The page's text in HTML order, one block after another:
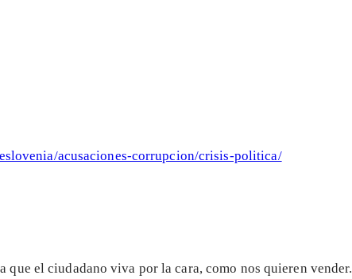
acusaciones-corrupcion/crisis-politica/
el ciudadano viva por la cara, como nos quieren vender.